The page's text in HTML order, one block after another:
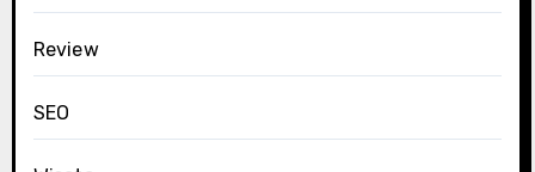
Review
SEO